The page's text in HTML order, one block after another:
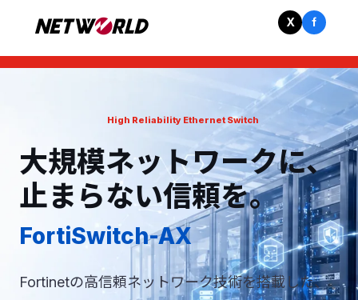
X f
High Reliability Ethernet Switch
大規模ネットワークに、
止まらない信頼を。
FortiSwitch-AX
Fortinetの高信頼ネットワーク技術を搭載した、